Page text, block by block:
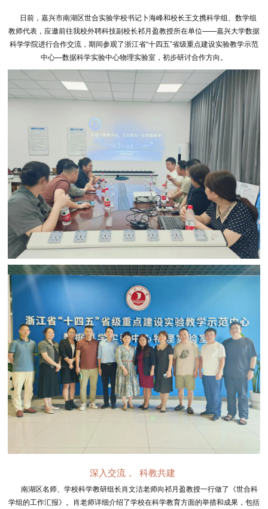
日前，嘉兴市南湖区世合实验学校书记卜海峰和校长王文携科学组、数学组
教师代表，应邀前往我校外聘科技副校长祁月盈教授所在单位——嘉兴大学数据
科学学院进行合作交流，期间参观了浙江省“十四五”省级重点建设实验教学示范
中心—数据科学实验中心物理实验室，初步研讨合作方向。
深入交流， 科教共建
南湖区名师、学校科学教研组长肖文洁老师向祁月盈教授一行做了《世合科
学组的工作汇报》。肖老师详细介绍了学校在科学教育方面的举措和成果，包括